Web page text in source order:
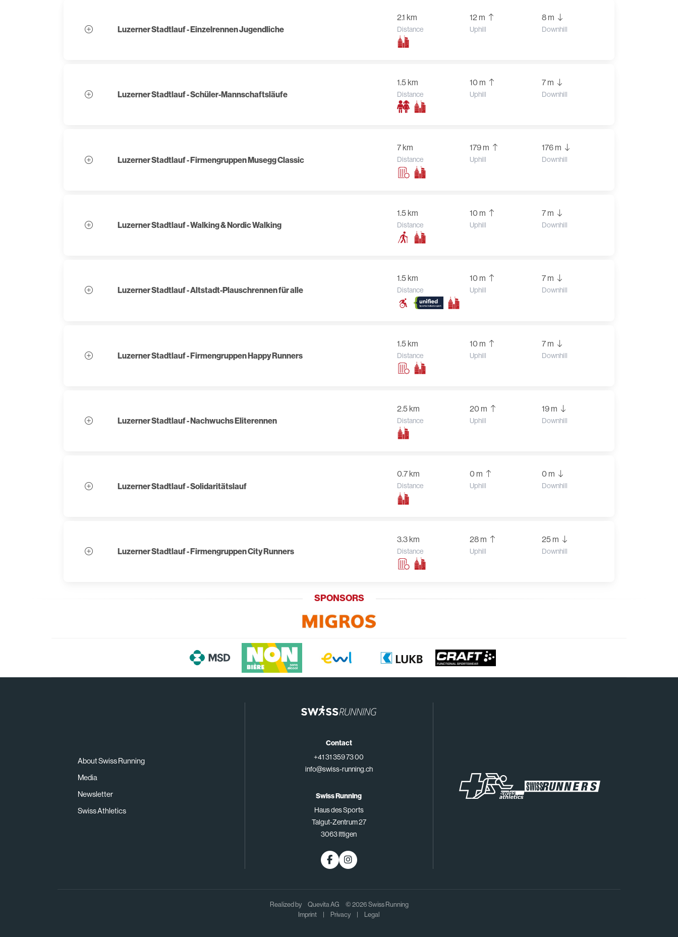
Luzerner Stadtlauf - Einzelrennen Jugendliche
2.1 km
Distance
12 m
Uphill
8 m
Downhill
Luzerner Stadtlauf - Schüler-Mannschaftsläufe
1.5 km
Distance
10 m
Uphill
7 m
Downhill
Luzerner Stadtlauf - Firmengruppen Musegg Classic
7 km
Distance
179 m
Uphill
176 m
Downhill
Luzerner Stadtlauf - Walking & Nordic Walking
1.5 km
Distance
10 m
Uphill
7 m
Downhill
Luzerner Stadtlauf - Altstadt-Plauschrennen für alle
1.5 km
Distance
10 m
Uphill
7 m
Downhill
Luzerner Stadtlauf - Firmengruppen Happy Runners
1.5 km
Distance
10 m
Uphill
7 m
Downhill
Luzerner Stadtlauf - Nachwuchs Eliterennen
2.5 km
Distance
20 m
Uphill
19 m
Downhill
Luzerner Stadtlauf - Solidaritätslauf
0.7 km
Distance
0 m
Uphill
0 m
Downhill
Luzerner Stadtlauf - Firmengruppen City Runners
3.3 km
Distance
28 m
Uphill
25 m
Downhill
SPONSORS
About Swiss Running
Media
Newsletter
Swiss Athletics
Contact
+41 31 359 73 00
info@swiss-running.ch
Swiss Running
Haus des Sports
Talgut-Zentrum 27
3063 Ittigen
Realized by Quevita AG
© 2026 Swiss Running
Imprint
Privacy Legal